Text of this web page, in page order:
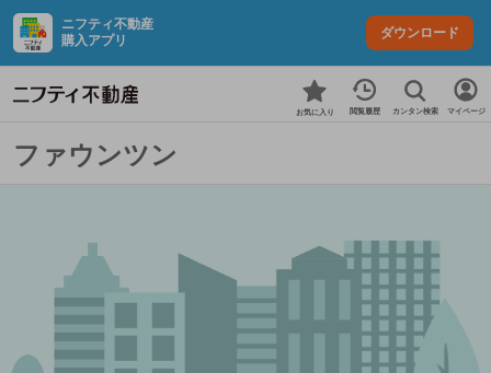
ニフティ不動産
購入アプリ
ダウンロード
お気に入り 閲覧履歴 カンタン検索 マイページ
ファウンツン